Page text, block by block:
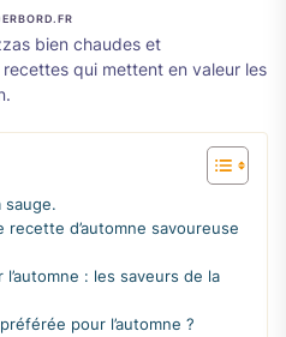
bien chaudes et
qui mettent en valeur les
sauge.
recette d’automne savoureuse
: les saveurs de la
pour l’automne ?